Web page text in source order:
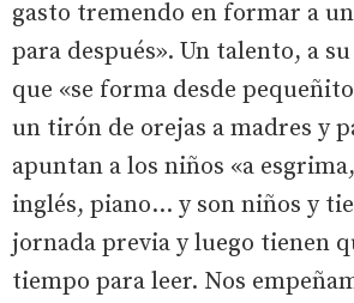
gasto tremendo en formar a
para después». Un talento, a
que «se forma desde
un tirón de orejas a madres y
apuntan a los niños «a
inglés, piano… y son niños y
jornada previa y luego tienen
tiempo para leer. Nos